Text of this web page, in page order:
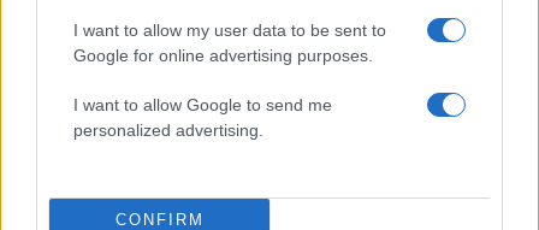
I want to allow my user data to be sent to
Google for online advertising purposes.
I want to allow Google to send me
personalized advertising.
CONFIRM
αγγειοχειρουργού του νοσοκομείου
Χανίων επειδή κλάπηκε το μηχανάκι του
γιατρού
Στα Χανιά για ολιγοήμερες διακοπές ο
Κυριάκος Μητσοτάκης με την σύζυγό του
Μαρέβα